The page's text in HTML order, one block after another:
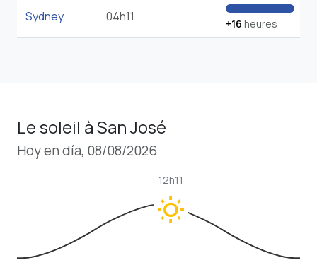
Sydney 04h11 +16 heures
Le soleil à San José
Hoy en día, 08/08/2026
wb_sunny
12h11